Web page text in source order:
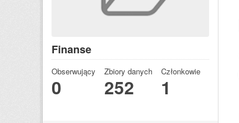
Finanse
Obserwujący
0
Zbiory danych
252
Członkowie
1